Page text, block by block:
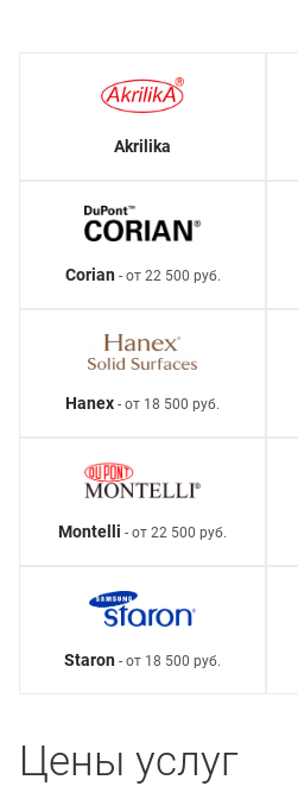
Akrilika
Corian- от 22 500 руб.
Hanex - от 18 500 руб.
Montelli - от 22 500 руб.
Staron - от 18 500 руб.
Цены услуг